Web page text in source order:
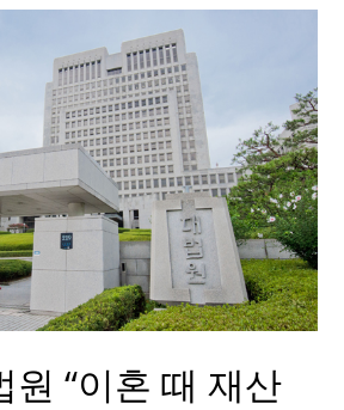
원 “이혼 때 재산